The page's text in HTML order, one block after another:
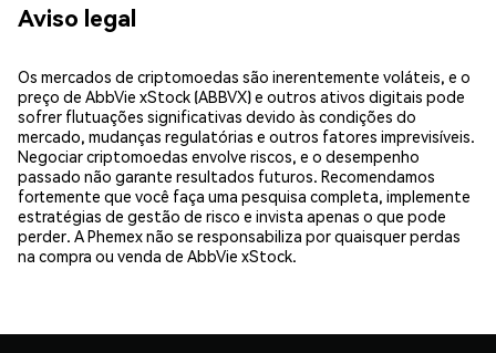
Aviso legal
Os mercados de criptomoedas são inerentemente voláteis, e o
preço de AbbVie xStock (ABBVX) e outros ativos digitais pode
sofrer flutuações significativas devido às condições do
mercado, mudanças regulatórias e outros fatores imprevisíveis.
Negociar criptomoedas envolve riscos, e o desempenho
passado não garante resultados futuros. Recomendamos
fortemente que você faça uma pesquisa completa, implemente
estratégias de gestão de risco e invista apenas o que pode
perder. A Phemex não se responsabiliza por quaisquer perdas
na compra ou venda de AbbVie xStock.